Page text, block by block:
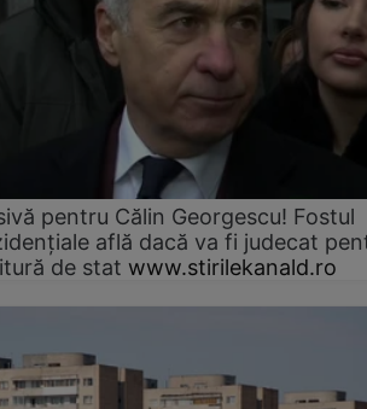
pentru Călin Georgescu! Fostul
află dacă va fi judecat
de stat www.stirilekanald.ro